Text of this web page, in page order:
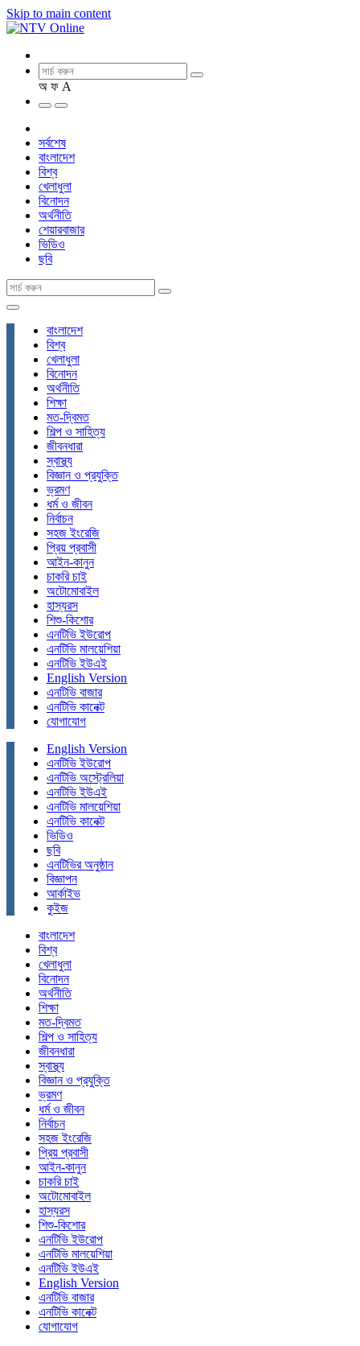
Skip to main content
অ ফ A
সর্বশেষ
বাংলাদেশ
বিশ্ব
খেলাধুলা
বিনোদন
অর্থনীতি
শেয়ারবাজার
ভিডিও
ছবি
বাংলাদেশ
বিশ্ব
খেলাধুলা
বিনোদন
অর্থনীতি
শিক্ষা
মত-দ্বিমত
শিল্প ও সাহিত্য
জীবনধারা
স্বাস্থ্য
বিজ্ঞান ও প্রযুক্তি
ভ্রমণ
ধর্ম ও জীবন
নির্বাচন
সহজ ইংরেজি
প্রিয় প্রবাসী
আইন-কানুন
চাকরি চাই
অটোমোবাইল
হাস্যরস
শিশু-কিশোর
এনটিভি ইউরোপ
এনটিভি মালয়েশিয়া
এনটিভি ইউএই
English Version
এনটিভি বাজার
এনটিভি কানেক্ট
যোগাযোগ
English Version
এনটিভি ইউরোপ
এনটিভি অস্ট্রেলিয়া
এনটিভি ইউএই
এনটিভি মালয়েশিয়া
এনটিভি কানেক্ট
ভিডিও
ছবি
এনটিভির অনুষ্ঠান
বিজ্ঞাপন
আর্কাইভ
কুইজ
বাংলাদেশ
বিশ্ব
খেলাধুলা
বিনোদন
অর্থনীতি
শিক্ষা
মত-দ্বিমত
শিল্প ও সাহিত্য
জীবনধারা
স্বাস্থ্য
বিজ্ঞান ও প্রযুক্তি
ভ্রমণ
ধর্ম ও জীবন
নির্বাচন
সহজ ইংরেজি
প্রিয় প্রবাসী
আইন-কানুন
চাকরি চাই
অটোমোবাইল
হাস্যরস
শিশু-কিশোর
এনটিভি ইউরোপ
এনটিভি মালয়েশিয়া
এনটিভি ইউএই
English Version
এনটিভি বাজার
এনটিভি কানেক্ট
যোগাযোগ